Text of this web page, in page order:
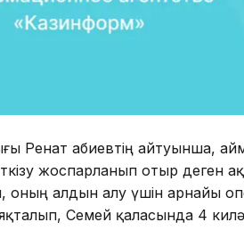
Ренат Қабиевтің айтуынша,
жоспарланып отыр деген
оның алдын алу үшін арнайы
Семей қаласында 4